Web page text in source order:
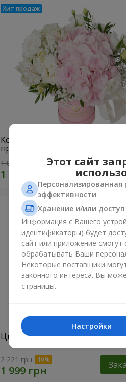
Композиция "Нежное
прикосновение"
1 843 грн
Цветы в коробке "Соломия"
2 221 грн
Этот сайт
эффективности
Хранение и/или
Информация с Вашего
идентификаторы) будет
сайт или приложение
обрабатывать Ваши
Некоторые поставщики
законного интереса. Вы
страницы.
Настройки